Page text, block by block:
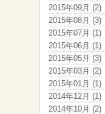
2015年09月 (2)
2015年08月 (3)
2015年07月 (1)
2015年06月 (1)
2015年05月 (3)
2015年03月 (2)
2015年01月 (1)
2014年12月 (1)
2014年10月 (2)